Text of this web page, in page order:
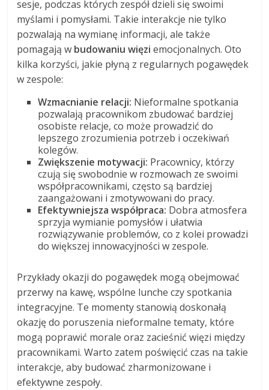
sesje, podczas których zespół dzieli się swoimi
myślami i pomysłami. Takie interakcje nie tylko
pozwalają na wymianę informacji, ale także
pomagają w budowaniu więzi emocjonalnych. Oto
kilka korzyści, jakie płyną z regularnych pogawędek
w zespole:
Wzmacnianie relacji: Nieformalne spotkania
pozwalają pracownikom zbudować bardziej
osobiste relacje, co może prowadzić do
lepszego zrozumienia potrzeb i oczekiwań
kolegów.
Zwiększenie motywacji: Pracownicy, którzy
czują się swobodnie w rozmowach ze swoimi
współpracownikami, często są bardziej
zaangażowani i zmotywowani do pracy.
Efektywniejsza współpraca: Dobra atmosfera
sprzyja wymianie pomysłów i ułatwia
rozwiązywanie problemów, co z kolei prowadzi
do większej innowacyjności w zespole.
Przykłady okazji do pogawędek mogą obejmować
przerwy na kawę, wspólne lunche czy spotkania
integracyjne. Te momenty stanowią doskonałą
okazję do poruszenia nieformalne tematy, które
mogą poprawić morale oraz zacieśnić więzi między
pracownikami. Warto zatem poświęcić czas na takie
interakcje, aby budować zharmonizowane i
efektywne zespoły.